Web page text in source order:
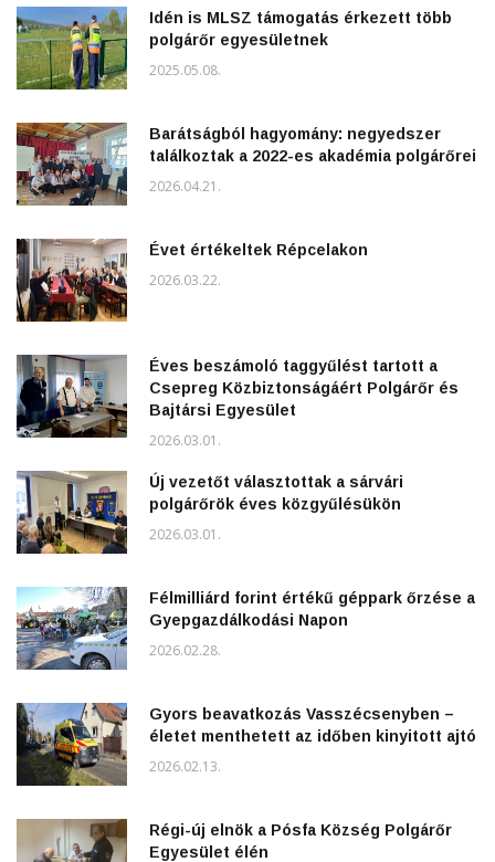
Idén is MLSZ támogatás érkezett több
polgárőr egyesületnek
2025.05.08.
Barátságból hagyomány: negyedszer
találkoztak a 2022-es akadémia polgárőrei
2026.04.21.
Évet értékeltek Répcelakon
2026.03.22.
Éves beszámoló taggyűlést tartott a
Csepreg Közbiztonságáért Polgárőr és
Bajtársi Egyesület
2026.03.01.
Új vezetőt választottak a sárvári
polgárőrök éves közgyűlésükön
2026.03.01.
Félmilliárd forint értékű géppark őrzése a
Gyepgazdálkodási Napon
2026.02.28.
Gyors beavatkozás Vasszécsenyben –
életet menthetett az időben kinyitott ajtó
2026.02.13.
Régi-új elnök a Pósfa Község Polgárőr
Egyesület élén